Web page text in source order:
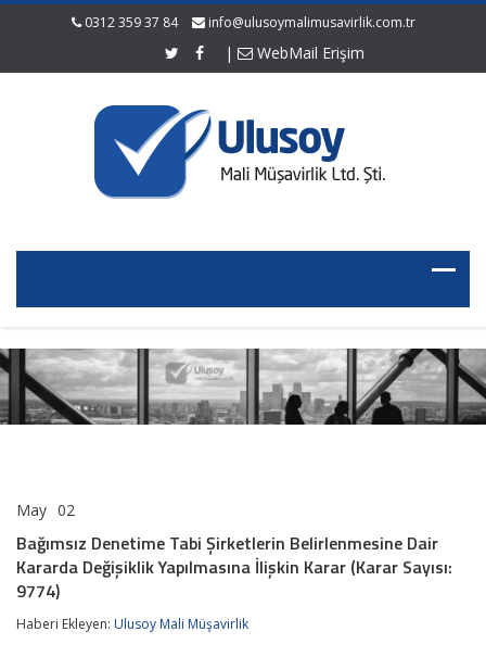
0312 359 37 84 info@ulusoymalimusavirlik.com.tr
| WebMail Erişim
May 02
Tabi
Şirketlerin
Belirlenmesine
Kararda
Bağımsız Denetime Tabi Şirketlerin Belirlenmesine Dair
Kararda Değişiklik Yapılmasına İlişkin Karar (Karar Sayısı:
9774)
Haberi Ekleyen: Ulusoy Mali Müşavirlik